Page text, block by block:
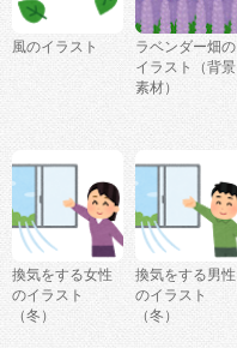
風のイラスト
ラベンダー畑の
イラスト（背景
素材）
換気をする女性
のイラスト
（冬）
換気をする男性
のイラスト
（冬）